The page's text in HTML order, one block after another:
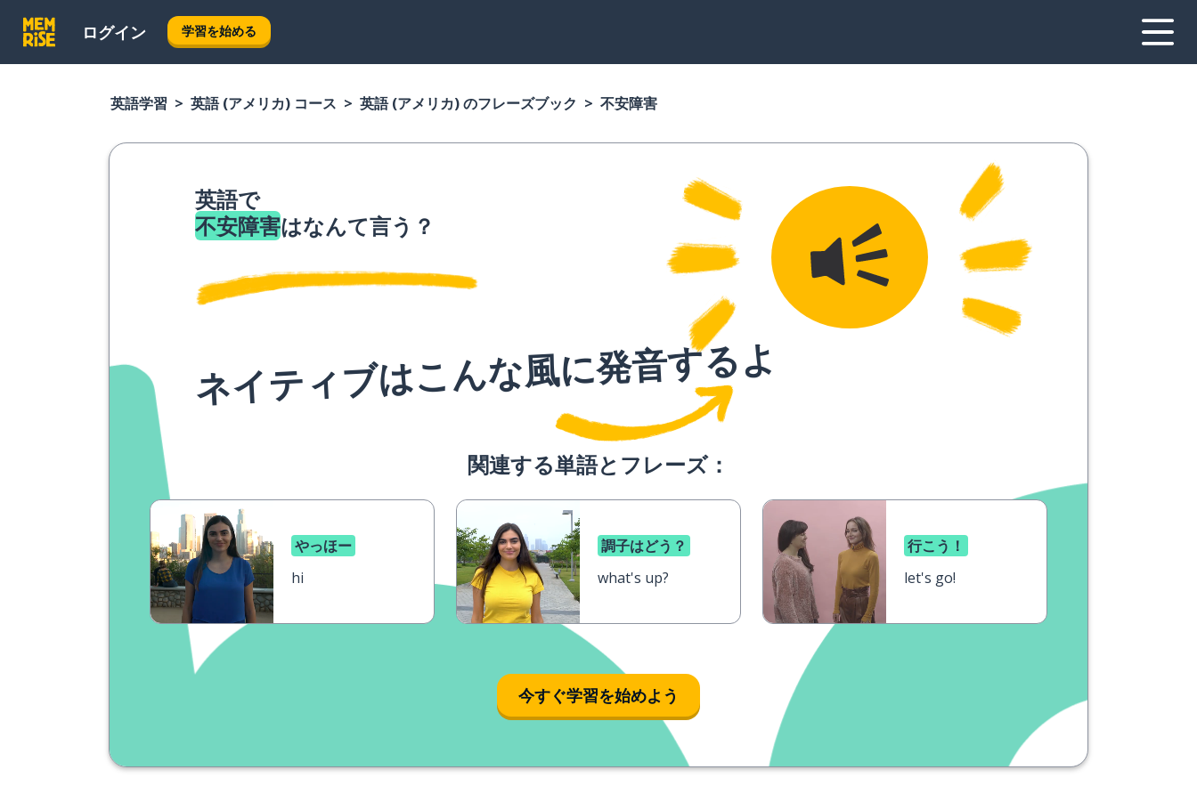
ログイン 学習を始める
英語学習 英語 (アメリカ) コース 英語 (アメリカ) のフレーズブック 不安障害
英語で
不安障害はなんて言う？
ネイティブはこんな風に発音するよ
関連する単語とフレーズ：
やっほー
hi
調子はどう？
what's up?
行こう！
let's go!
今すぐ学習を始めよう